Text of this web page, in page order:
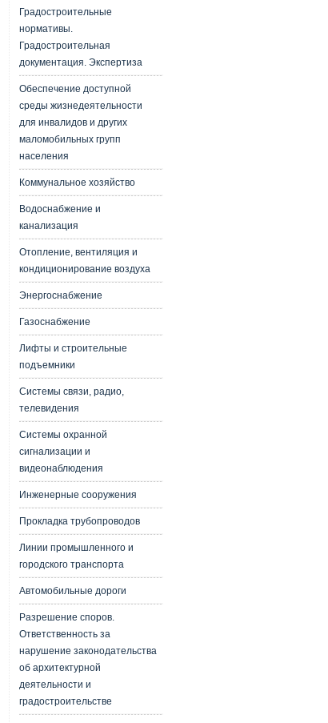
Градостроительные
нормативы.
Градостроительная
документация. Экспертиза
Обеспечение доступной
среды жизнедеятельности
для инвалидов и других
маломобильных групп
населения
Коммунальное хозяйство
Водоснабжение и
канализация
Отопление, вентиляция и
кондиционирование воздуха
Энергоснабжение
Газоснабжение
Лифты и строительные
подъемники
Системы связи, радио,
телевидения
Системы охранной
сигнализации и
видеонаблюдения
Инженерные сооружения
Прокладка трубопроводов
Линии промышленного и
городского транспорта
Автомобильные дороги
Разрешение споров.
Ответственность за
нарушение законодательства
об архитектурной
деятельности и
градостроительстве